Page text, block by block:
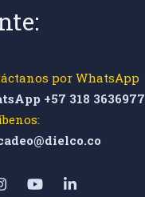
por WhatsApp
+57 318 3636977